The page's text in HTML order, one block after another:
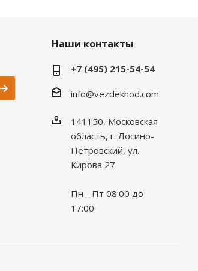
Наши контакты
+7 (495) 215-54-54
info@vezdekhod.com
141150, Московская
область, г. Лосино-
Петровский, ул.
Кирова 27
Пн - Пт 08:00 до
17:00